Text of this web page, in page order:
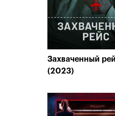
Захваченный
(2023)